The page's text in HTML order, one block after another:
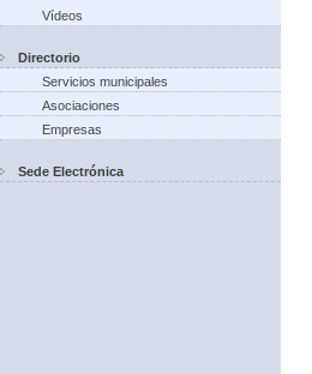
Vídeos
Directorio
Servicios municipales
Asociaciones
Empresas
Sede Electrónica